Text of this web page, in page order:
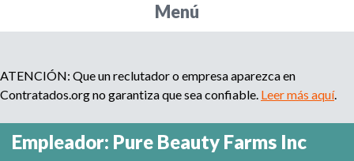
u
l
m
b
e
d
Menú
ATENCIÓN: Que un reclutador o empresa aparezca en
Contratados.org no garantiza que sea confiable. Leer más aquí.
Empleador: Pure Beauty Farms Inc